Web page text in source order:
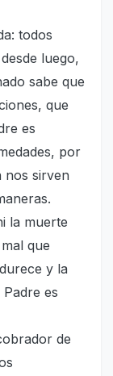
todos
luego,
sabe que
que
es
por
nos sirven
la muerte
que
y la
es
de